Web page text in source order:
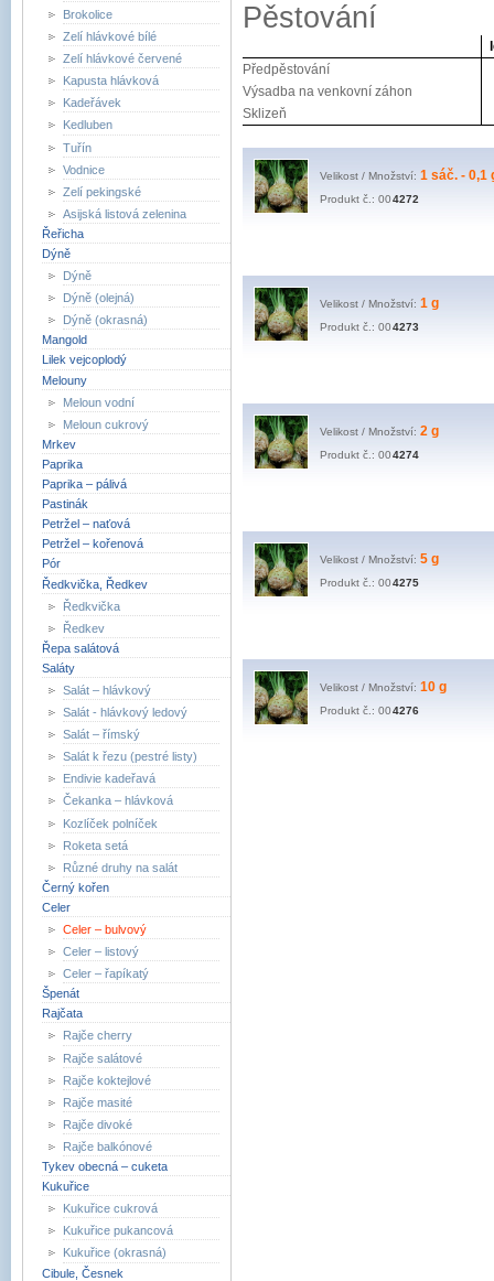
Brokolice
Zelí hlávkové bílé
Zelí hlávkové červené
Kapusta hlávková
Kadeřávek
Kedluben
Tuřín
Vodnice
Zelí pekingské
Asijská listová zelenina
Řeřicha
Dýně
Dýně
Dýně (olejná)
Dýně (okrasná)
Mangold
Lilek vejcoplodý
Melouny
Meloun vodní
Meloun cukrový
Mrkev
Paprika
Paprika – pálivá
Pastinák
Petržel – naťová
Petržel – kořenová
Pór
Ředkvička, Ředkev
Ředkvička
Ředkev
Řepa salátová
Saláty
Salát – hlávkový
Salát - hlávkový ledový
Salát – římský
Salát k řezu (pestré listy)
Endivie kadeřavá
Čekanka – hlávková
Kozlíček polníček
Roketa setá
Různé druhy na salát
Černý kořen
Celer
Celer – bulvový
Celer – listový
Celer – řapíkatý
Špenát
Rajčata
Rajče cherry
Rajče salátové
Rajče koktejlové
Rajče masité
Rajče divoké
Rajče balkónové
Tykev obecná – cuketa
Kukuřice
Kukuřice cukrová
Kukuřice pukancová
Kukuřice (okrasná)
Cibule, Česnek
Pěstování
Předpěstování
Výsadba na venkovní záhon
Sklizeň
Velikost / Množství: 1 sáč. - 0,1
Produkt č.: 004272
Velikost / Množství: 1 g
Produkt č.: 004273
Velikost / Množství: 2 g
Produkt č.: 004274
Velikost / Množství: 5 g
Produkt č.: 004275
Velikost / Množství: 10 g
Produkt č.: 004276